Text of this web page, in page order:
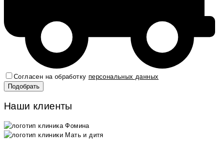
Согласен на обработку персональных данных
Наши клиенты